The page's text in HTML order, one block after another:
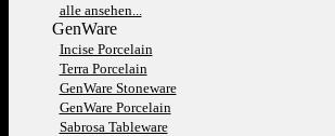
alle ansehen...
GenWare
Incise Porcelain
Terra Porcelain
GenWare Stoneware
GenWare Porcelain
Sabrosa Tableware